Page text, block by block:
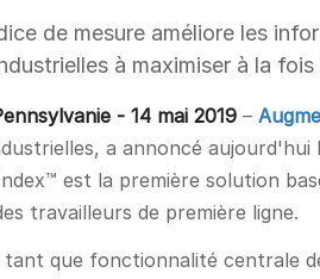
de mesure améliore les
à maximiser à la
- 14 mai 2019–
a annoncé
est la première solution
travailleurs de première ligne.
tant que fonctionnalité centrale